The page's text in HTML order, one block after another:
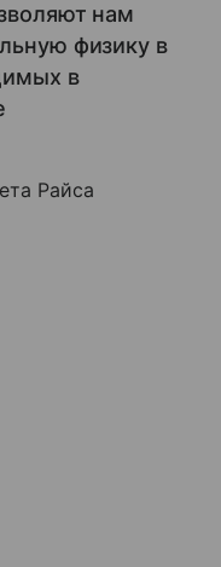
нам
физику в
в
Райса